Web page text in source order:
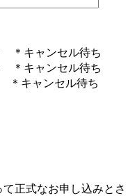
＊キャンセル待ち
＊キャンセル待ち
＊キャンセル待ち
正式なお申し込みとさ